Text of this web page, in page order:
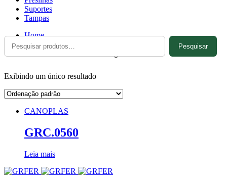
Suportes
Tampas
Home
Pesquisar
por:
Pesquisar
Exibindo um único resultado
CANOPLAS
GRC.0560
Leia mais